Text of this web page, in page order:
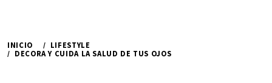
INICIO
LIFESTYLE
DECORA Y CUIDA LA SALUD DE TUS OJOS